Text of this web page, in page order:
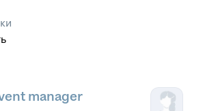
manager